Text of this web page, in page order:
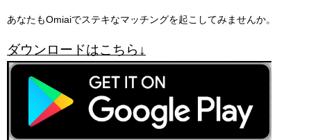
あなたもOmiaiでステキなマッチングを起こしてみませんか。
ダウンロードはこちら↓